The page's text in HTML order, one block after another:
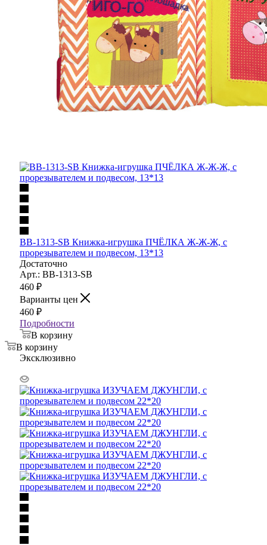
BB-1313-SB Книжка-игрушка ПЧЁЛКА Ж-Ж-Ж, с
прорезывателем и подвесом, 13*13
Достаточно
Арт.: BB-1313-SB
460 ₽
Варианты цен
460 ₽
Подробности
В корзину
В корзину
Эксклюзивно